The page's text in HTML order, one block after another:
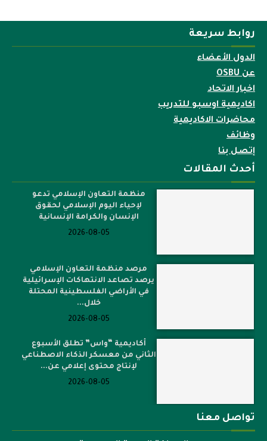
روابط سريعة
الدول الأعضاء
عن OSBU
اخبار الاتحاد
اكاديمية اوسبو للتدريب
محاضرات الاكاديمية
وظائف
إتصل بنا
أحدث المقالات
منظمة التعاون الإسلامي تدعو
لإحياء اليوم الإسلامي لحقوق
الإنسان والكرامة الإنسانية
مرصد منظمة التعاون الإسلامي
يرصد تصاعد الانتهاكات الإسرائيلية
في الأراضي الفلسطينية المحتلة
خلال...
أكاديمية “واس” تطلق الأسبوع
الثاني من معسكر الذكاء الاصطناعي
لإنتاج محتوى إعلامي عن...
تواصل معنا